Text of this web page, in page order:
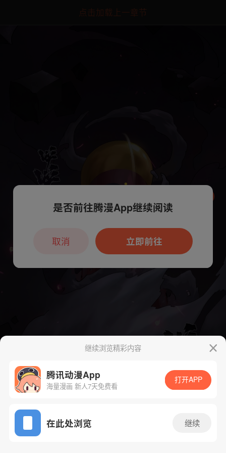
点击加载上一章节
App免费看
下一话 腾漫App免费看
继续浏览精彩内容
腾讯动漫App
海量漫画 新人7天免费看
打开APP
在此处浏览 继续
本章节仅支持App阅读，可打开App新用
户7天免费看
是否前往腾漫App继续阅读
立即前往
取消